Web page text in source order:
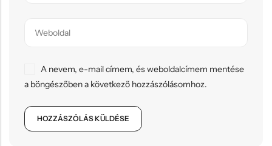
A nevem, e-mail címem, és weboldalcímem mentése
a böngészőben a következő hozzászólásomhoz.